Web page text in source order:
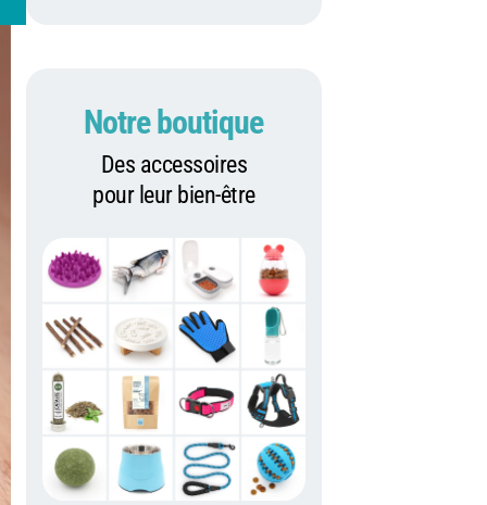
Notre boutique
Des accessoires
pour leur bien-être